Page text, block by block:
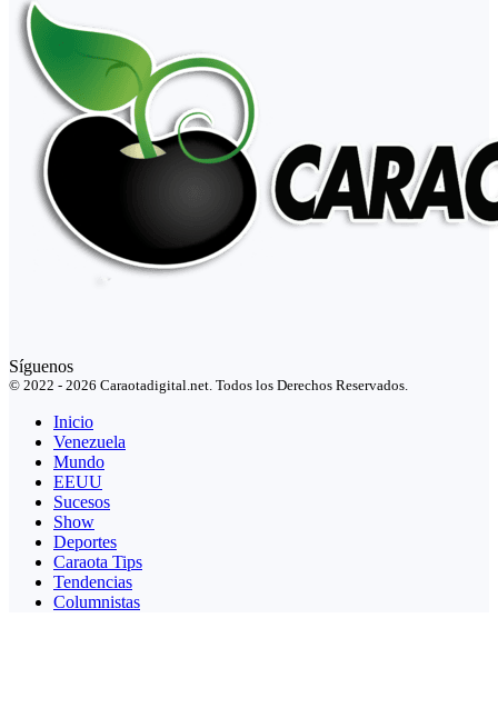
Síguenos
© 2022 - 2026 Caraotadigital.net. Todos los Derechos Reservados.
Inicio
Venezuela
Mundo
EEUU
Sucesos
Show
Deportes
Caraota Tips
Tendencias
Columnistas